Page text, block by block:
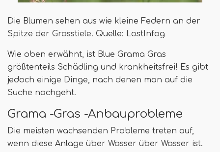
Die Blumen sehen aus wie kleine Federn an der
Spitze der Grasstiele. Quelle: LostInfog
Wie oben erwähnt, ist Blue Grama Gras
größtenteils Schädling und krankheitsfrei! Es gibt
jedoch einige Dinge, nach denen man auf die
Suche nachgeht.
Grama -Gras -Anbauprobleme
Die meisten wachsenden Probleme treten auf,
wenn diese Anlage über Wasser über Wasser ist.